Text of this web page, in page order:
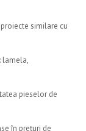
similare cu
lamela,
pieselor de
în prețuri de